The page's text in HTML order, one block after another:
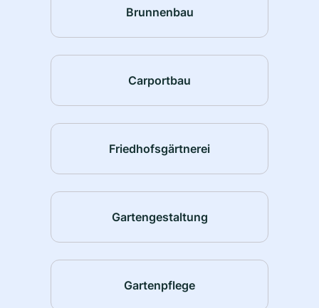
Brunnenbau
Carportbau
Friedhofsgärtnerei
Gartengestaltung
Gartenpflege